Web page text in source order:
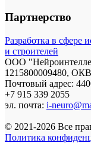
Партнерство
Разработка в сфере
и строителей
ООО
1215800009480,
Почтовый адрес:
+7 915 339 2055
эл. почта: i-
© 2021-2026 Все
Политика